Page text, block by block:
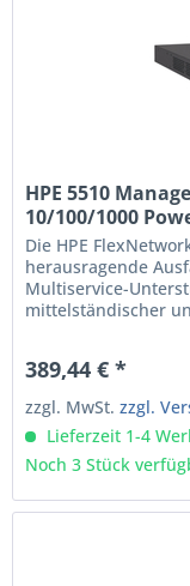
HPE 5510
10/100/1000
(JH146A)
Die HPE
herausragende
Multiservice-
mittelständischer
Netzwerks bietet.
skalierbare...
389,44 € *
zzgl. MwSt.zzgl.
Lieferzeit 1-4
Noch 3 Stück